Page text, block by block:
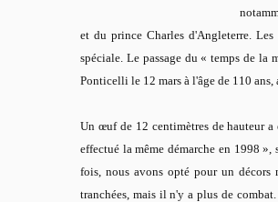
et du prince Charles d'Angleterre.
spéciale. Le passage du «temps de la
Ponticelli le 12 mars à l'âge de 110 ans,
Un œuf de 12 centimètres de hauteur
effectué la même démarche en 1998 »
fois, nous avons opté pour un décors
tranchées, mais il n'y a plus de